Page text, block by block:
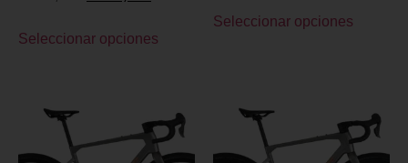
Seleccionar opciones
Seleccionar opciones